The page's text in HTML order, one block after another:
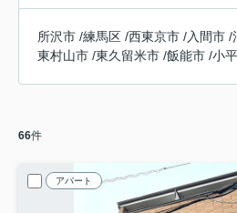
所沢市 /練馬区 /西東京市 /入間市 /
東村山市 /東久留米市 /飯能市 /小
66件
アパート